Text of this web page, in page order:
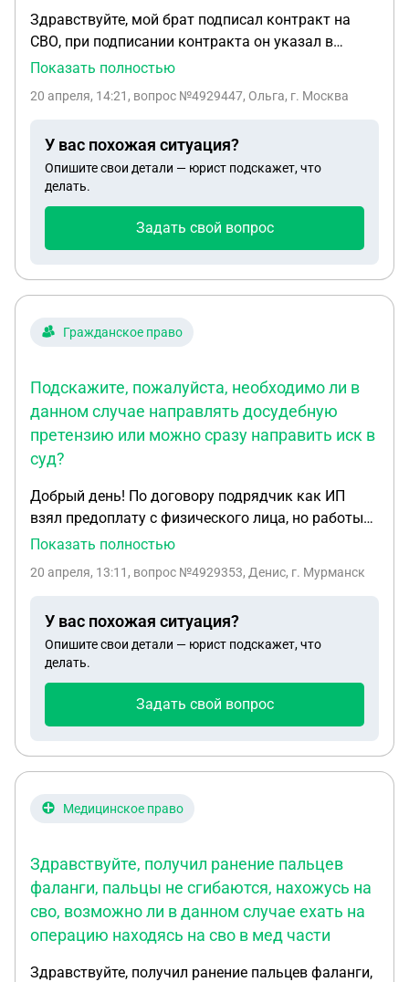
Здравствуйте, мой брат подписал контракт на
СВО, при подписании контракта он указал в
случаее гибели сестру, т.е меня, родителей, жены и
сказали нам положена только президентская
подскажите смогу ли я добиться страховых,
региональных выплат? Воинской части сказали,
т.к он не заверил рапорт у нотариуса, поэтому не
после дтп уже 10 лет, он мне помогал.
Показать полностью
20 апреля, 14:21 , вопрос №4929447, Ольга, г. Москва
У вас похожая ситуация?
Опишите свои детали — юрист подскажет, что
делать.
Задать свой вопрос
Гражданское право
Подскажите, пожалуйста, необходимо ли в
данном случае направлять досудебную
претензию или можно сразу направить иск в
суд?
Добрый день! По договору подрядчик как ИП
взял предоплату с физического лица, но работы
не выполнил. Находясь в СИЗО, заключил
необходимо ли в данном случае направлять
направить иск в суд?
Показать полностью
20 апреля, 13:11 , вопрос №4929353, Денис, г. Мурманск
У вас похожая ситуация?
Опишите свои детали — юрист подскажет, что
делать.
Задать свой вопрос
Медицинское право
Здравствуйте, получил ранение пальцев
фаланги, пальцы не сгибаются, нахожусь на
сво, возможно ли в данном случае ехать на
операцию находясь на сво в мед части
Здравствуйте, получил ранение пальцев фаланги,